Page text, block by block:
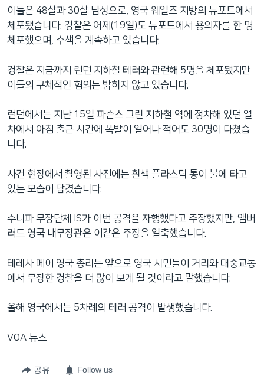
색
으
이들은 48살과 30살 남성으로, 영국 웨일즈 지방의 뉴포트에서
체포됐습니다. 경찰은 어제(19일)도 뉴포트에서 용의자를 한 명
체포했으며, 수색을 계속하고 있습니다.
경찰은 지금까지 런던 지하철 테러와 관련해 5명을 체포됐지만
이들의 구체적인 혐의는 밝히지 않고 있습니다.
런던에서는 지난 15일 파슨스 그린 지하철 역에 정차해 있던 열
차에서 아침 출근 시간에 폭발이 일어나 적어도 30명이 다쳤습
니다.
사건 현장에서 촬영된 사진에는 흰색 플라스틱 통이 불에 타고
있는 모습이 담겼습니다.
수니파 무장단체 IS가 이번 공격을 자행했다고 주장했지만, 앰버
러드 영국 내무장관은 이같은 주장을 일축했습니다.
테레사 메이 영국 총리는 앞으로 영국 시민들이 거리와 대중교통
에서 무장한 경찰을 더 많이 보게 될 것이라고 말했습니다.
올해 영국에서는 5차례의 테러 공격이 발생했습니다.
VOA 뉴스
공유 Follow us